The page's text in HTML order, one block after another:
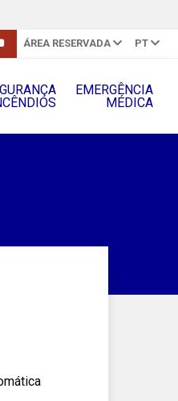
ÁREA RESERVADA PT
EMERGÊNCIA
MÉDICA